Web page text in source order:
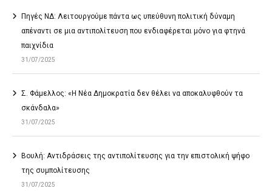
Πηγές ΝΔ: Λειτουργούμε πάντα ως υπεύθυνη πολιτική δύναμη
απέναντι σε μια αντιπολίτευση που ενδιαφέρεται μόνο για φτηνά
παιχνίδια
31/07/2025
Σ. Φάμελλος: «Η Νέα Δημοκρατία δεν θέλει να αποκαλυφθούν τα
σκάνδαλα»
31/07/2025
Βουλή: Αντιδράσεις της αντιπολίτευσης για την επιστολική ψήφο
της συμπολίτευσης
31/07/2025